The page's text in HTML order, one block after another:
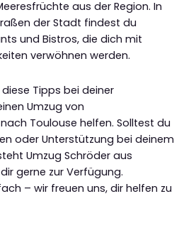
aus der Region. In
der Stadt findest du
und Bistros, die dich mit
verwöhnen werden.
Tipps bei deiner
Umzug von
Toulouse helfen. Solltest du
oder Unterstützung bei deinem
Umzug Schröder aus
gerne zur Verfügung.
– wir freuen uns, dir helfen zu